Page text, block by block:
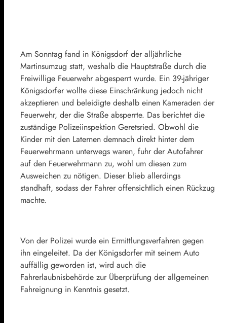
Am Sonntag fand in Königsdorf der alljährliche
Martinsumzug statt, weshalb die Hauptstraße durch die
Freiwillige Feuerwehr abgesperrt wurde. Ein 39-jähriger
Königsdorfer wollte diese Einschränkung jedoch nicht
akzeptieren und beleidigte deshalb einen Kameraden der
Feuerwehr, der die Straße absperrte. Das berichtet die
zuständige Polizeiinspektion Geretsried. Obwohl die
Kinder mit den Laternen demnach direkt hinter dem
Feuerwehrmann unterwegs waren, fuhr der Autofahrer
auf den Feuerwehrmann zu, wohl um diesen zum
Ausweichen zu nötigen. Dieser blieb allerdings
standhaft, sodass der Fahrer offensichtlich einen Rückzug
machte.
Von der Polizei wurde ein Ermittlungsverfahren gegen
ihn eingeleitet. Da der Königsdorfer mit seinem Auto
auffällig geworden ist, wird auch die
Fahrerlaubnisbehörde zur Überprüfung der allgemeinen
Fahreignung in Kenntnis gesetzt.